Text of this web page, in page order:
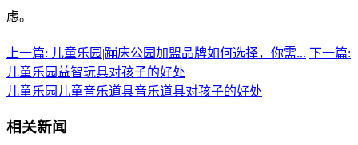
虑。
上一篇: 儿童乐园|蹦床公园加盟品牌如何选择，你需... 下一篇:
儿童乐园益智玩具对孩子的好处
儿童乐园 儿童音乐道具音乐道具对孩子的好处
相关新闻